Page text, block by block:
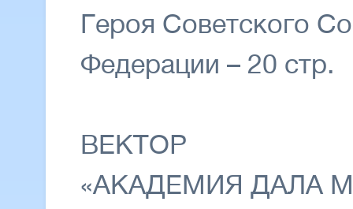
Героя Советского
Федерации – 20 стр.
ВЕКТОР
«АКАДЕМИЯ ДАЛА